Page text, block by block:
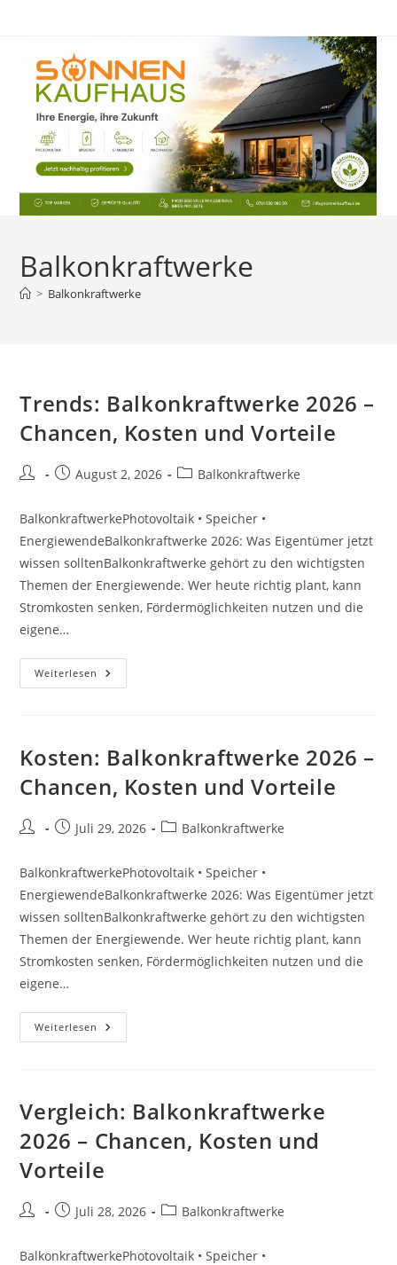
Balkonkraftwerke
> Balkonkraftwerke
Trends: Balkonkraftwerke 2026 –
Chancen, Kosten und Vorteile
Beitrags-BeitragAugust 2, 2026
Beitrags-
Balkonkraftwerke
BalkonkraftwerkePhotovoltaik • Speicher •
EnergiewendeBalkonkraftwerke 2026: Was Eigentümer jetzt
wissen solltenBalkonkraftwerke gehört zu den wichtigsten
Themen der Energiewende. Wer heute richtig plant, kann
Stromkosten senken, Fördermöglichkeiten nutzen und die
eigene…
Weiterlesen Trends:
Balkonkraftwerke
Und
Vorteile
Kosten: Balkonkraftwerke 2026 –
Chancen, Kosten und Vorteile
Beitrags-BeitragJuli 29, 2026
Beitrags-
Balkonkraftwerke
BalkonkraftwerkePhotovoltaik • Speicher •
EnergiewendeBalkonkraftwerke 2026: Was Eigentümer jetzt
wissen solltenBalkonkraftwerke gehört zu den wichtigsten
Themen der Energiewende. Wer heute richtig plant, kann
Stromkosten senken, Fördermöglichkeiten nutzen und die
eigene…
Weiterlesen Kosten:
Balkonkraftwerke
Und
Vorteile
Vergleich: Balkonkraftwerke
2026 – Chancen, Kosten und
Vorteile
Beitrags-BeitragJuli 28, 2026
Beitrags-
Balkonkraftwerke
BalkonkraftwerkePhotovoltaik • Speicher •